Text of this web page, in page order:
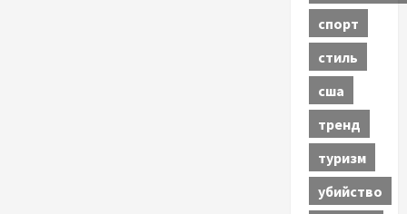
спорт
стиль
сша
тренд
туризм
убийство